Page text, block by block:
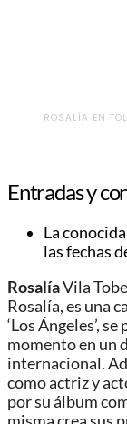
ROSALÍA EN
Entradas y
La
las fechas
RosalíaVila
Rosalía, es una
‘Los Ángeles’,
momento en un
internacional.
como actriz y
por su álbum